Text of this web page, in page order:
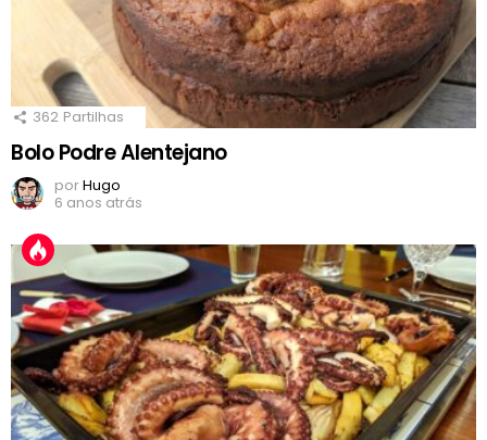
362 Partilhas
Bolo Podre Alentejano
porHugo
6 anos atrás